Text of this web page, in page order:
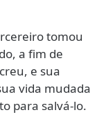
tomou
a fim de
e sua
vida mudada
para salvá-lo.